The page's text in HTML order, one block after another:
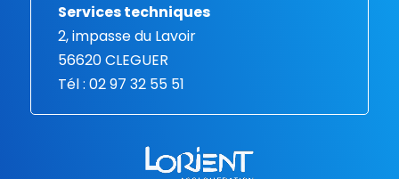
Services techniques
2, impasse du Lavoir
56620 CLEGUER
Tél : 02 97 32 55 51